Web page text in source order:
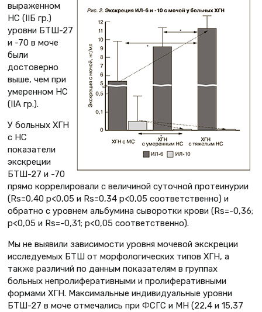
выраженном
НС (IIБ гр.)
уровни БТШ-27
и -70 в моче
были
достоверно
выше, чем при
умеренном НС
(IIА гр.).
У больных ХГН
с НС
показатели
экскреции
БТШ-27 и -70
прямо коррелировали с величиной суточной протеинурии
(Rs=0,40 p<0,05 и Rs=0,34 p<0,05 соответственно) и
обратно с уровнем альбумина сыворотки крови (Rs=-0,36;
p<0,05 и Rs=-0,31; p<0,05 соответственно).
Мы не выявили зависимости уровня мочевой экскреции
исследуемых БТШ от морфологических типов ХГН, а
также различий по данным показателям в группах
больных непролиферативными и пролиферативными
формами ХГН. Максимальные индивидуальные уровни
БТШ-27 в моче отмечались при ФСГС и МН (22,4 и 15,37